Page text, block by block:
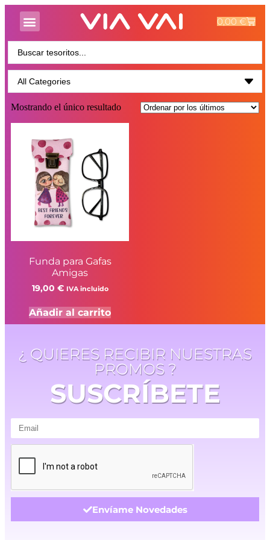
0,00€
Mostrando el único resultado
Funda para Gafas
Amigas
19,00 € IVA incluido
Añadir al carrito
¿ QUIERES RECIBIR NUESTRAS
PROMOS ?
SUSCRÍBETE
Envíame Novedades